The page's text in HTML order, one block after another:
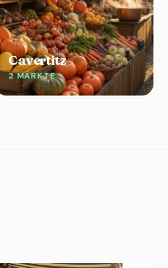
Cavertitz
2 MÄRKTE